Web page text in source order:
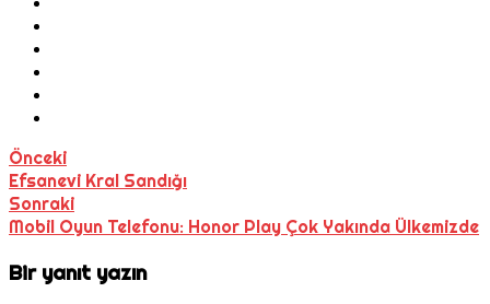
Önceki
Efsanevi Kral Sandığı
Sonraki
Mobil Oyun Telefonu: Honor Play Çok Yakında Ülkemizde
Bir yanıt yazın